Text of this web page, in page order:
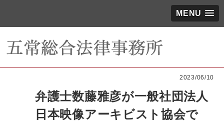
MENU
2023/06/10
弁護士数藤雅彦が一般社団法人
日本映像アーキビスト協会で